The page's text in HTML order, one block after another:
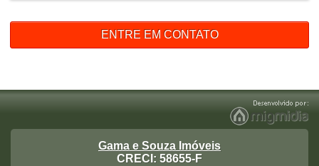
ENTRE EM CONTATO
Gama e Souza Imóveis
CRECI: 58655-F